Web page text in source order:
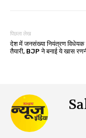
पिछला लेख
देश में जनसंख्या नियंत्रण विधेयक
तैयारी, BJP ने बनाई ये खास